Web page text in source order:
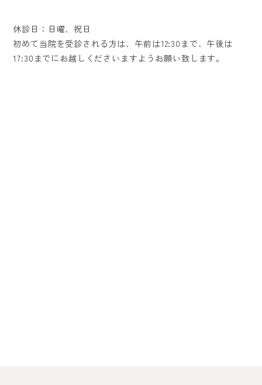
休診日：日曜、祝日
初めて当院を受診される方は、午前は12:30まで、午後は
17:30までにお越しくださいますようお願い致します。